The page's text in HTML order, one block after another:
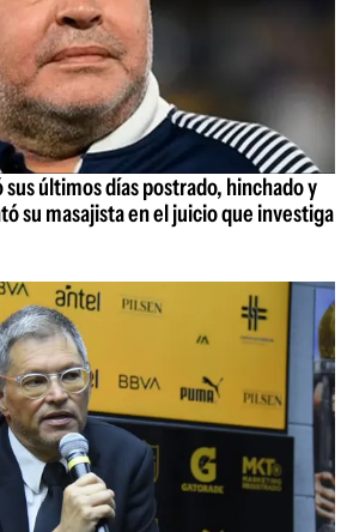
sus últimos días postrado, hinchado y
su masajista en el juicio que investiga